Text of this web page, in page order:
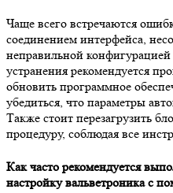
Чаще всего встречаются
соединением интерфейса,
неправильной
устранения рекомендуется
обновить программное
убедиться, что параметры
Также стоит перезагрузить
процедуру, соблюдая все
Как часто рекомендуется
настройку вальветроника с